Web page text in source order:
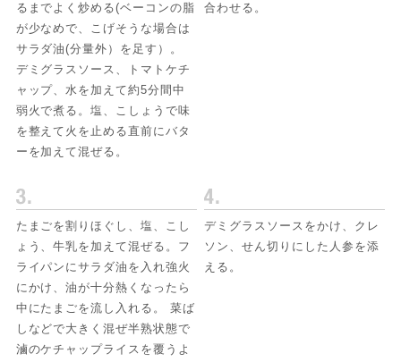
るまでよく炒める(ベーコンの脂
が少なめで、こげそうな場合は
サラダ油(分量外）を足す）。
デミグラスソース、トマトケチ
ャップ、水を加えて約5分間中
弱火で煮る。塩、こしょうで味
を整えて火を止める直前にバタ
ーを加えて混ぜる。
合わせる。
たまごを割りほぐし、塩、こし
ょう、牛乳を加えて混ぜる。フ
ライパンにサラダ油を入れ強火
にかけ、油が十分熱くなったら
中にたまごを流し入れる。 菜ば
しなどで大きく混ぜ半熟状態で
滷のケチャップライスを覆うよ
デミグラスソースをかけ、クレ
ソン、せん切りにした人参を添
える。